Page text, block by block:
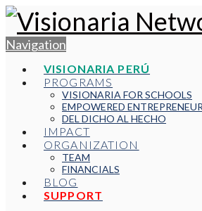
Navigation
VISIONARIA PERÚ
PROGRAMS
VISIONARIA FOR SCHOOLS
EMPOWERED
DEL DICHO AL HECHO
IMPACT
ORGANIZATION
TEAM
FINANCIALS
BLOG
SUPPORT